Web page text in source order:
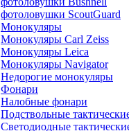
фотоловушки ScoutGuard
Монокуляры
Монокуляры Carl Zeiss
Монокуляры Leica
Монокуляры Navigator
Недорогие монокуляры
Фонари
Налобные фонари
Подствольные
Светодиодные